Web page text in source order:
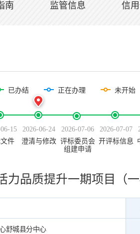
南 监管信息 信
已办结 正在办理 未开始
15
件
2026-06-24
澄清与修改
2026-07-06
评标委员会
组建申请
2026-07-07
开评标信息
力品质提升一期项目（
舒城县分中心